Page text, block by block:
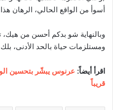
أسوأ من الواقع الحالي، الرهان
وبالنهاية شو بدكم أحسن من هيك،
ومستلزمات حياة بالحد الأدنى، بلك
اقرأ أيضاً: عرنوس يبشّر بتحسين
قريباً